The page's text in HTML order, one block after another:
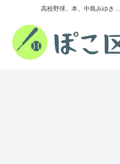
高校野球、本、中島みゆき